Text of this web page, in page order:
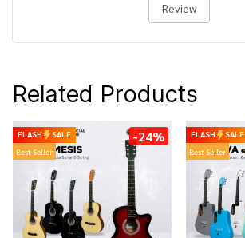
Review
Related Products
FLASH
SALE
Best Seller
-24% FLASH
SALE
Best Seller